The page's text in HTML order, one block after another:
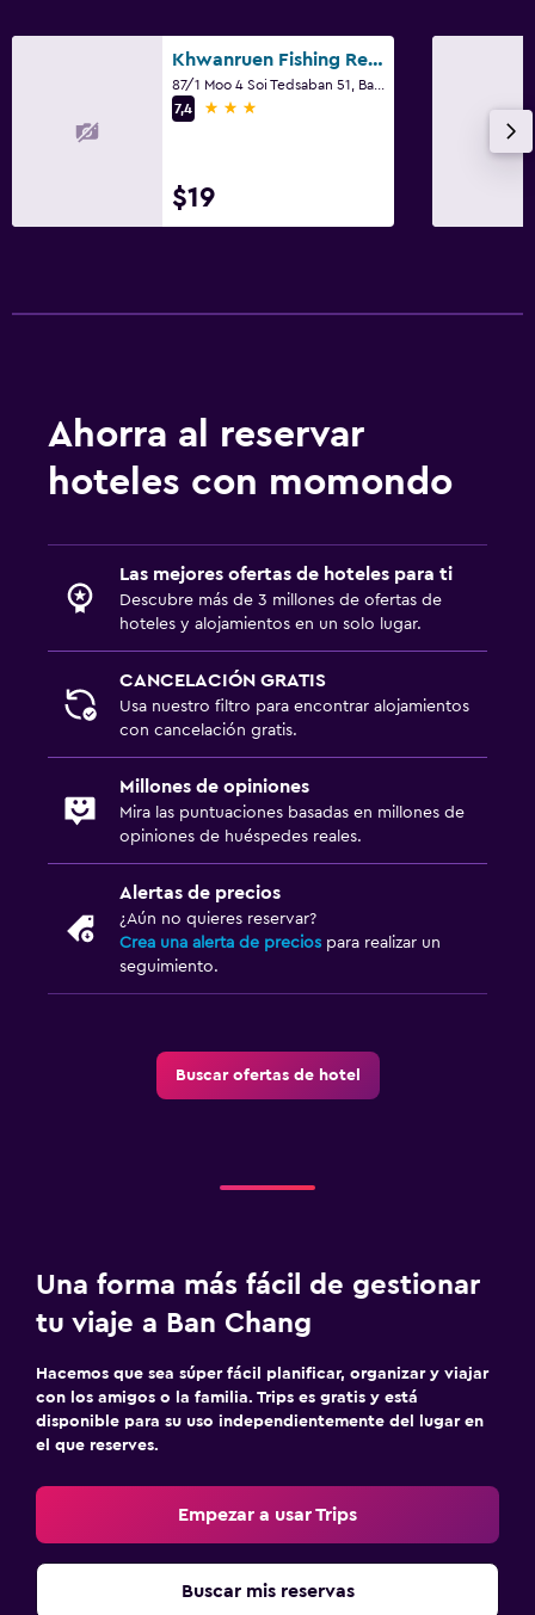
Khwanruen Fishing Resort
7,4
3 estrellas
$19
Ahorra al reservar
hoteles con momondo
Las mejores ofertas de hoteles para ti
Descubre más de 3 millones de ofertas de
hoteles y alojamientos en un solo lugar.
CANCELACIÓN GRATIS
Usa nuestro filtro para encontrar alojamientos
con cancelación gratis.
Millones de opiniones
Mira las puntuaciones basadas en millones de
opiniones de huéspedes reales.
Alertas de precios
¿Aún no quieres reservar?
Crea una alerta de precios para realizar un
seguimiento.
Buscar ofertas de hotel
Una forma más fácil de gestionar
tu viaje a Ban Chang
Hacemos que sea súper fácil planificar, organizar y viajar
con los amigos o la familia. Trips es gratis y está
disponible para su uso independientemente del lugar en
el que reserves.
Empezar a usar Trips
Buscar mis reservas